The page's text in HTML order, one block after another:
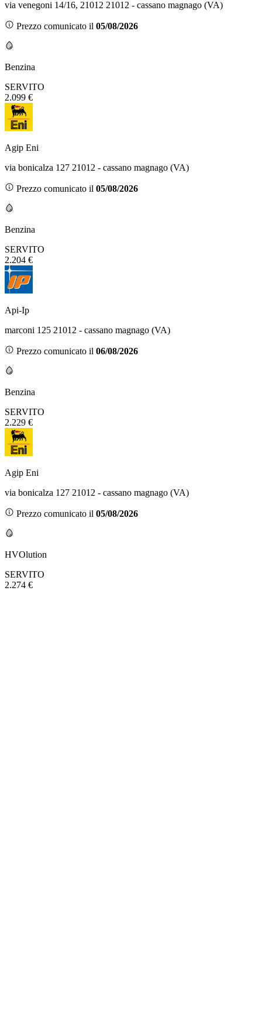
via venegoni 14/16, 21012 21012 - cassano magnago (VA)
Prezzo comunicato il 05/08/2026
Benzina
SERVITO
2.099 €
Agip Eni
via bonicalza 127 21012 - cassano magnago (VA)
Prezzo comunicato il 05/08/2026
Benzina
SERVITO
2.204 €
Api-Ip
marconi 125 21012 - cassano magnago (VA)
Prezzo comunicato il 06/08/2026
Benzina
SERVITO
2.229 €
Agip Eni
via bonicalza 127 21012 - cassano magnago (VA)
Prezzo comunicato il 05/08/2026
HVOlution
SERVITO
2.274 €